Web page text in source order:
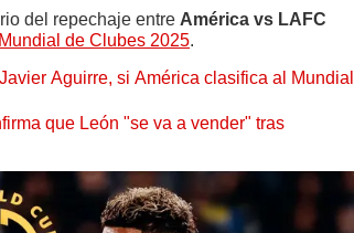
del repechaje entre América vs LAFC
Mundial de Clubes 2025.
Aguirre, si América clasifica al Mundial
que León "se va a vender" tras